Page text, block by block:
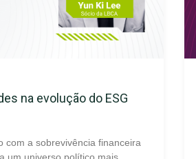
na evolução do ESG
com a sobrevivência financeira